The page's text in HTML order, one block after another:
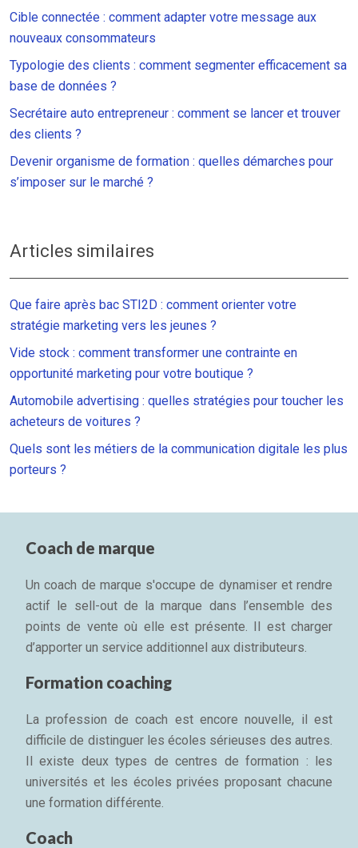
Cible connectée : comment adapter votre message aux
nouveaux consommateurs
Typologie des clients : comment segmenter efficacement sa
base de données ?
Secrétaire auto entrepreneur : comment se lancer et trouver
des clients ?
Devenir organisme de formation : quelles démarches pour
s’imposer sur le marché ?
Articles similaires
Que faire après bac STI2D : comment orienter votre
stratégie marketing vers les jeunes ?
Vide stock : comment transformer une contrainte en
opportunité marketing pour votre boutique ?
Automobile advertising : quelles stratégies pour toucher les
acheteurs de voitures ?
Quels sont les métiers de la communication digitale les plus
porteurs ?
Coach de marque
Un coach de marque s'occupe de dynamiser et rendre
actif le sell-out de la marque dans l’ensemble des
points de vente où elle est présente. Il est charger
d’apporter un service additionnel aux distributeurs.
Formation coaching
La profession de coach est encore nouvelle, il est
difficile de distinguer les écoles sérieuses des autres.
Il existe deux types de centres de formation : les
universités et les écoles privées proposant chacune
une formation différente.
Coach